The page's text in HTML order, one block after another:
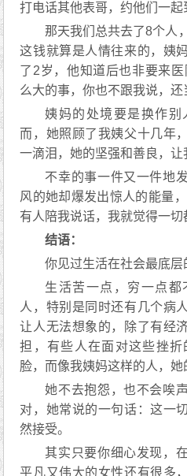
打电话其他表哥，约他们一起
那天我们总共去了8个人
这钱就算是人情往来的，姨
了2岁，他知道后也非要来
么大的事，你也不跟我说，还
姨妈的处境要是换作别
而，她照顾了我姨父十几年
一滴泪，她的坚强和善良，让
不幸的事一件又一件地
风的她却爆发出惊人的能量
有人陪我说话，我就觉得一切
结语：
你见过生活在社会最底层
生活苦一点，穷一点
人，特别是同时还有几个病
让人无法想象的，除了有经
担，有些人在面对这些挫
脸，而像我姨妈这样的人，她
她不去抱怨，也不会唉
对，她常说的一句话：这一
然接受。
其实只要你细心发现，
平凡又伟大的女性还有很多